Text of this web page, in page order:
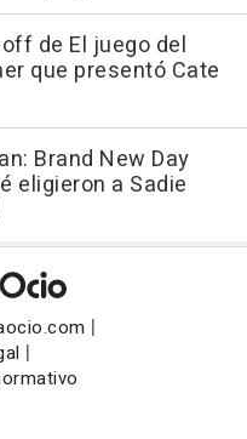
de El juego del
que presentó Cate
Brand New Day
eligieron a Sadie
|
|